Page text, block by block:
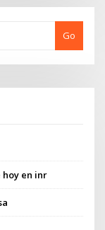
Go
en inr